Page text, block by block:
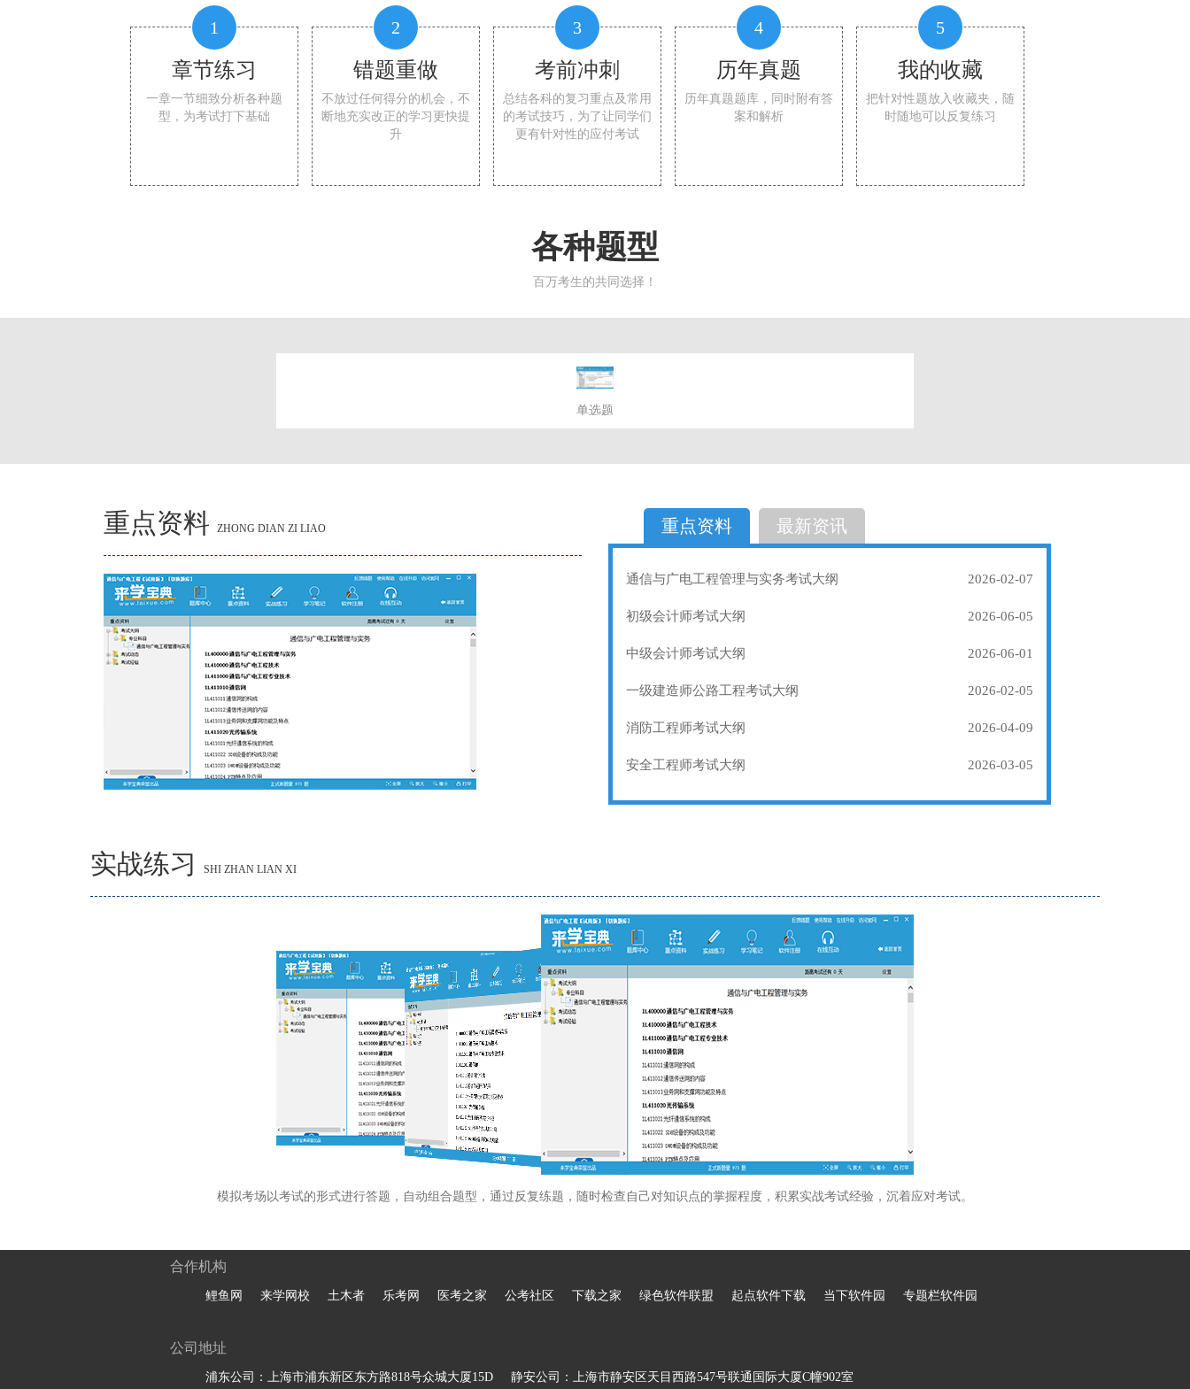
1
章节练习
一章一节细致分析各种题
型，为考试打下基础
2
错题重做
不放过任何得分的机会，不
断地充实改正的学习更快提
升
3
考前冲刺
总结各科的复习重点及常用
的考试技巧，为了让同学们
更有针对性的应付考试
4
历年真题
历年真题题库，同时附有答
案和解析
5
我的收藏
把针对性题放入收藏夹，随
时随地可以反复练习
各种题型
百万考生的共同选择！
单选题
选择题
重点资料 ZHONG DIAN ZI LIAO 重点资料 最新资讯
通信与广电工程管理与实务考试大纲 2026-02-07
初级会计师考试大纲 2026-06-05
中级会计师考试大纲 2026-06-01
一级建造师公路工程考试大纲 2026-02-05
消防工程师考试大纲 2026-04-09
安全工程师考试大纲 2026-03-05
实战练习 SHI ZHAN LIAN XI
模拟考场以考试的形式进行答题，自动组合题型，通过反复练题，随时检查自己对知识点的掌握程度，积累实战考试经验，沉着应对考试。
合作机构
鲤鱼网 来学网校 土木者 乐考网 医考之家 公考社区 下载之家 绿色软件联盟 起点软件下载 当下软件园 专题栏软件园
公司地址
浦东公司：上海市浦东新区东方路818号众城大厦15D 静安公司：上海市静安区天目西路547号联通国际大厦C幢902室